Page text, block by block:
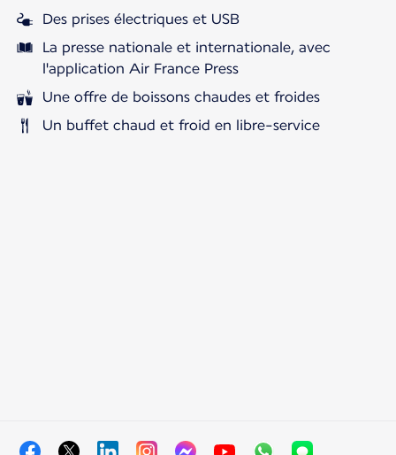
Des prises électriques et USB
La presse nationale et internationale, avec
l'application Air France Press
Une offre de boissons chaudes et froides
Un buffet chaud et froid en libre-service